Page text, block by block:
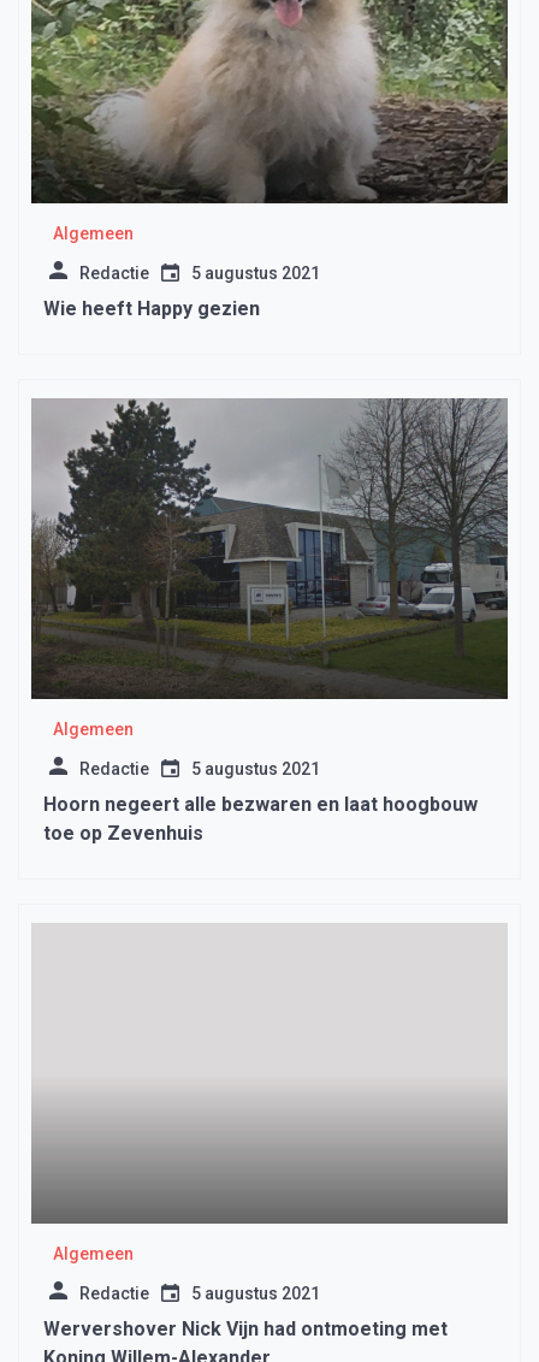
Algemeen
Redactie 5 augustus 2021
Wie heeft Happy gezien
Algemeen
Redactie 5 augustus 2021
Hoorn negeert alle bezwaren en laat hoogbouw
toe op Zevenhuis
Algemeen
Redactie 5 augustus 2021
Wervershover Nick Vijn had ontmoeting met